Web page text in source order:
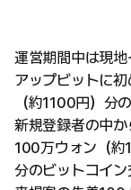
運営期間中は現地
アップビットに
（約1100円）分
新規登録者の中か
100万ウォン（約
分のビットコイン